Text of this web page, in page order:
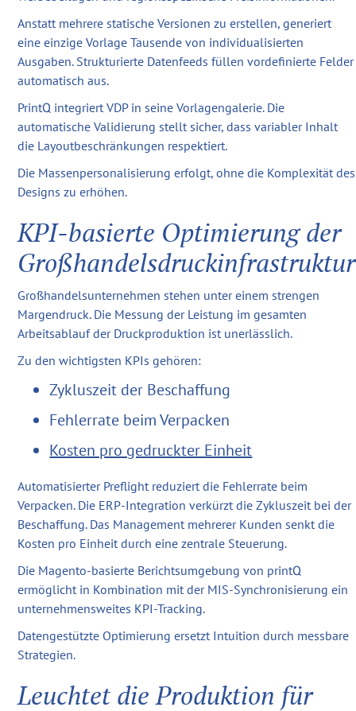
Anstatt mehrere statische Versionen zu erstellen, generiert
eine einzige Vorlage Tausende von individualisierten
Ausgaben. Strukturierte Datenfeeds füllen vordefinierte Felder
automatisch aus.
PrintQ integriert VDP in seine Vorlagengalerie. Die
automatische Validierung stellt sicher, dass variabler Inhalt
die Layoutbeschränkungen respektiert.
Die Massenpersonalisierung erfolgt, ohne die Komplexität des
Designs zu erhöhen.
KPI-basierte Optimierung der
Großhandelsdruckinfrastruktur
Großhandelsunternehmen stehen unter einem strengen
Margendruck. Die Messung der Leistung im gesamten
Arbeitsablauf der Druckproduktion ist unerlässlich.
Zu den wichtigsten KPIs gehören:
Zykluszeit der Beschaffung
Fehlerrate beim Verpacken
Kosten pro gedruckter Einheit
Automatisierter Preflight reduziert die Fehlerrate beim
Verpacken. Die ERP-Integration verkürzt die Zykluszeit bei der
Beschaffung. Das Management mehrerer Kunden senkt die
Kosten pro Einheit durch eine zentrale Steuerung.
Die Magento-basierte Berichtsumgebung von printQ
ermöglicht in Kombination mit der MIS-Synchronisierung ein
unternehmensweites KPI-Tracking.
Datengestützte Optimierung ersetzt Intuition durch messbare
Strategien.
Leuchtet die Produktion für